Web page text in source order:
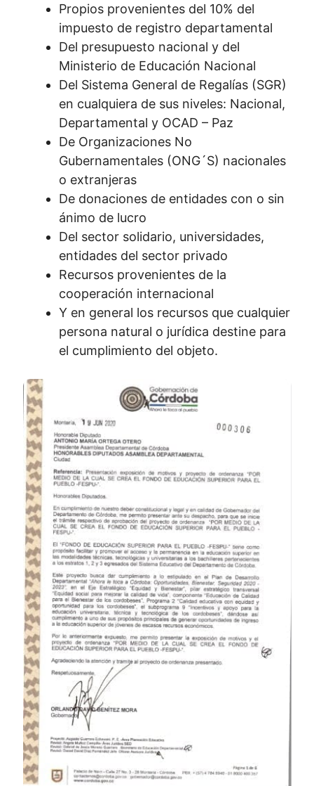
Propios provenientes del 10% del
impuesto de registro departamental
Del presupuesto nacional y del
Ministerio de Educación Nacional
Del Sistema General de Regalías (SGR)
en cualquiera de sus niveles: Nacional,
Departamental y OCAD – Paz
De Organizaciones No
Gubernamentales (ONG´S) nacionales
o extranjeras
De donaciones de entidades con o sin
ánimo de lucro
Del sector solidario, universidades,
entidades del sector privado
Recursos provenientes de la
cooperación internacional
Y en general los recursos que cualquier
persona natural o jurídica destine para
el cumplimiento del objeto.